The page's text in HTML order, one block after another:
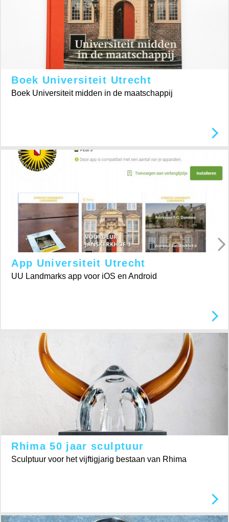
Boek Universiteit Utrecht
Boek Universiteit midden in de maatschappij
App Universiteit Utrecht
UU Landmarks app voor iOS en Android
Rhima 50 jaar sculptuur
Sculptuur voor het vijftigjarig bestaan van Rhima